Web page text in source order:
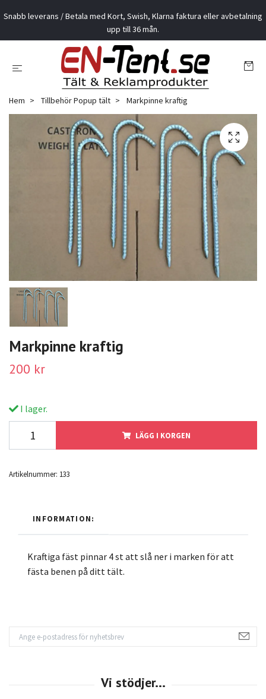
Snabb leverans / Betala med Kort, Swish, Klarna faktura eller avbetalning
upp till 36 mån.
Hem Tillbehör Popup tält Markpinne kraftig
Markpinne kraftig
200 kr
I lager.
LÄGG I KORGEN
Artikelnummer: 133
INFORMATION:
Kraftiga fäst pinnar 4 st att slå ner i marken för att
fästa benen på ditt tält.